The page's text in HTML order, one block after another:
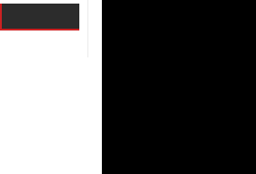
Saddeta Denna Song Lyrics - සද්දෙට දෙන්න ගීතයේ